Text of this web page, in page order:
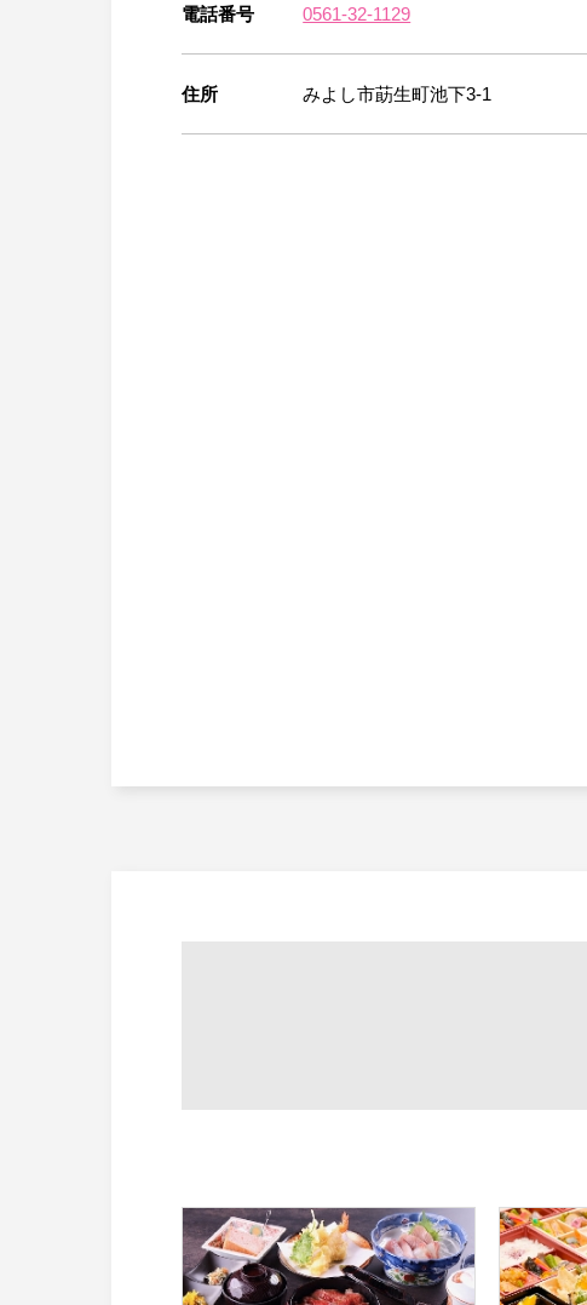
電話番号 0561-32-1129
住所 みよし市莇生町池下3-1